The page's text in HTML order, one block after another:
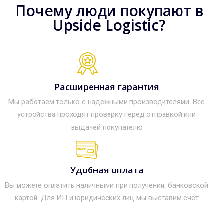
Почему люди покупают в
Upside Logistic?
Расширенная гарантия
Мы работаем только с надёжными производителями. Все
устройства проходят проверку перед отправкой или
выдачей покупателю
Удобная оплата
Вы можете оплатить наличными при получении, банковской
картой. Для ИП и юридических лиц мы выставим счет